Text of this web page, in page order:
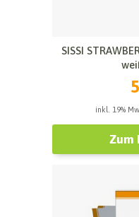
SISSI
inkl. 19%
Zum